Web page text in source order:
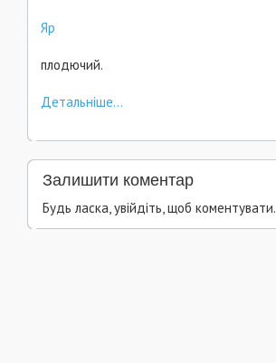
Яр
плодючий.
Детальніше...
Залишити коментар
Будь ласка, увійдіть, щоб коментувати.